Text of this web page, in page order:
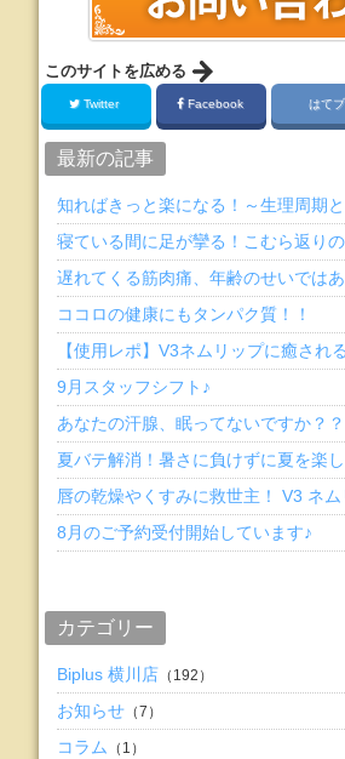
このサイトを広める
Twitter Facebook はてブ
最新の記事
知ればきっと楽になる！～生理周期
寝ている間に足が攣る！こむら返り
遅れてくる筋肉痛、年齢のせいではあ
ココロの健康にもタンパク質！！
【使用レポ】V3ネムリップに癒され
9月スタッフシフト♪
あなたの汗腺、眠ってないですか？？
夏バテ解消！暑さに負けずに夏を楽
唇の乾燥やくすみに救世主！ V3 ネム
8月のご予約受付開始しています♪
カテゴリー
Biplus 横川店 （192）
お知らせ （7）
コラム （1）